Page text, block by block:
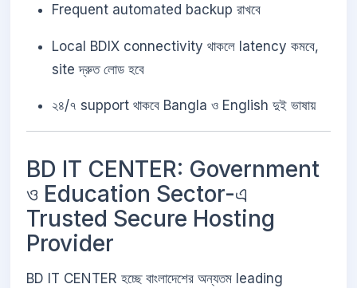
Frequent automated backup রাখবে
Local BDIX connectivity থাকলে latency কমবে,
site দ্রুত লোড হবে
২৪/৭ support থাকবে Bangla ও English দুই ভাষায়
BD IT CENTER: Government
ও Education Sector-এ
Trusted Secure Hosting
Provider
BD IT CENTER হচ্ছে বাংলাদেশের অন্যতম leading